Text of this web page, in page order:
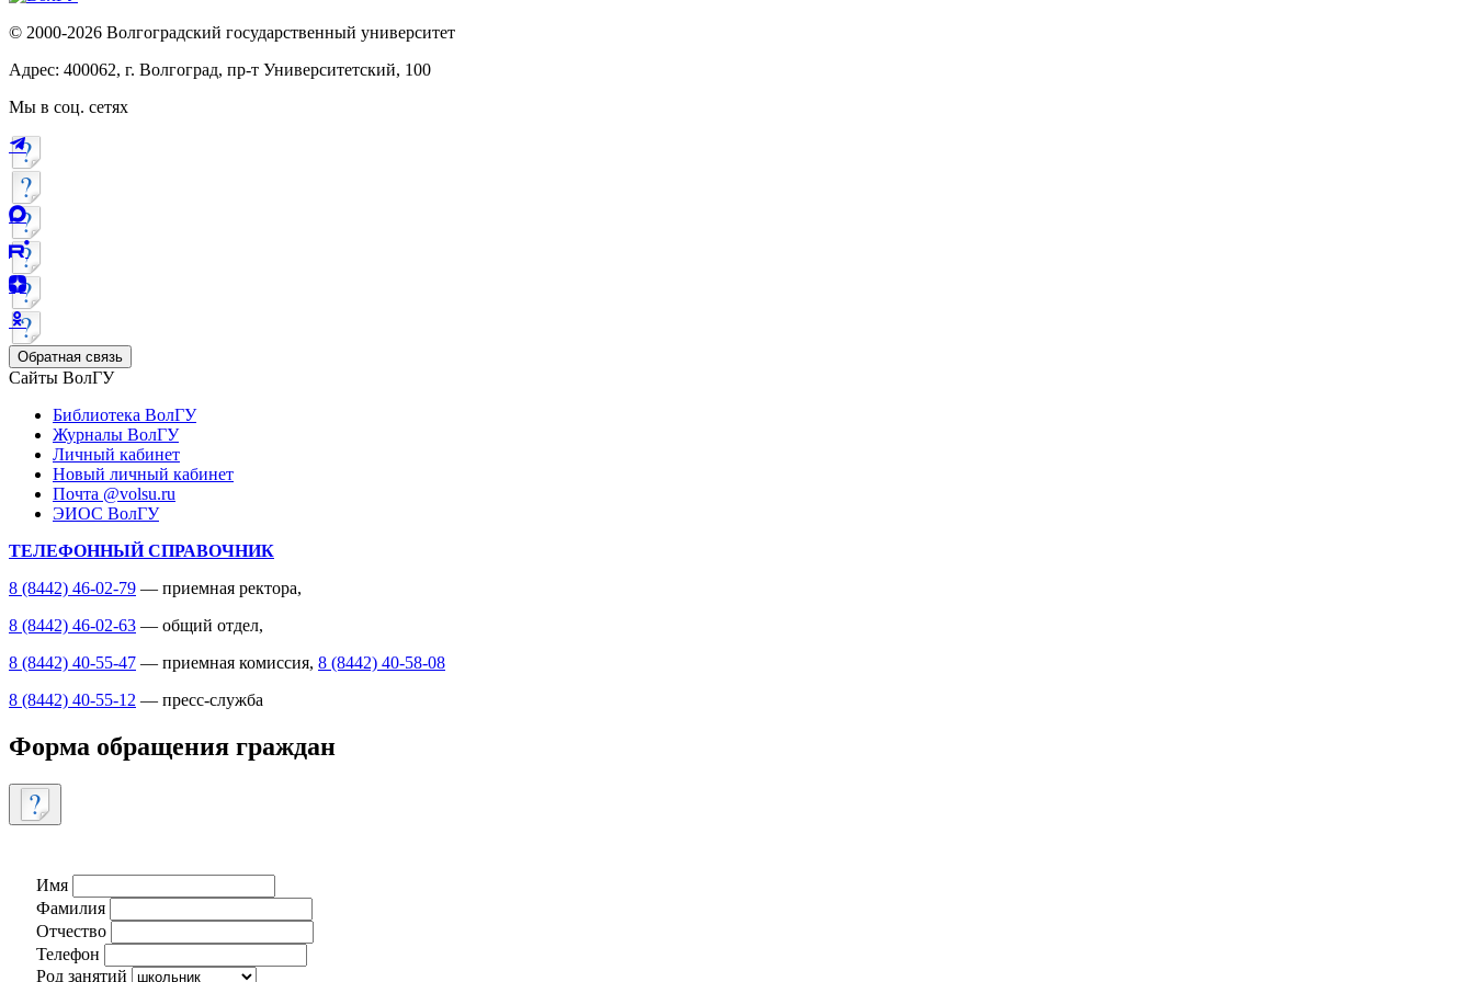
© 2000-2026 Волгоградский государственный университет
Адрес: 400062, г. Волгоград, пр-т Университетский, 100
Мы в соц. сетях
Обратная связь
Сайты ВолГУ
Библиотека ВолГУ
Журналы ВолГУ
Личный кабинет
Новый личный кабинет
Почта @volsu.ru
ЭИОС ВолГУ
ТЕЛЕФОННЫЙ СПРАВОЧНИК
8 (8442) 46-02-79 — приемная ректора,
8 (8442) 46-02-63 — общий отдел,
8 (8442) 40-55-47 — приемная комиссия, 8 (8442) 40-58-08
8 (8442) 40-55-12 — пресс-служба
Форма обращения граждан
Имя
Фамилия
Отчество
Телефон
Род занятий